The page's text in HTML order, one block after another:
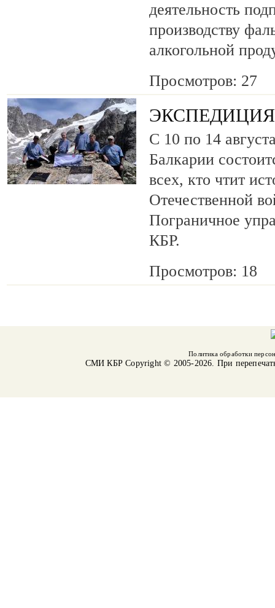
деятельность
производству
алкогольной
Просмотров: 27
С 10 по 14
Балкарии
всех, кто чтит
Отечественной
Пограничное
КБР.
Просмотров: 18
Политика обработки
СМИ КБРCopyright © 2005-2026. При